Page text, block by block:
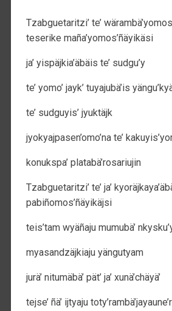
Tzabguetaritzi’ te’
teserike maña’yomos’ñäyikäsi
ja’ yispäjkia’äbäis te’ sudgu’y
te’ yomo’ jayk’ tuyajubä’is
te’ sudguyis’ jyuktäjk
jyokyajpasen’omo’na te’
konukspa’ platabä’rosariujin
Tzabguetaritzi’ te’ ja’
pabiñomos’ñäyikäjsi
teis’tam wyäñaju mumubä’
myasandzäjkiaju yängutyam
jurä’ nitumäbä’ pät’ ja’ xunä’chäyä’
tejse’ ñä’ ijtyaju